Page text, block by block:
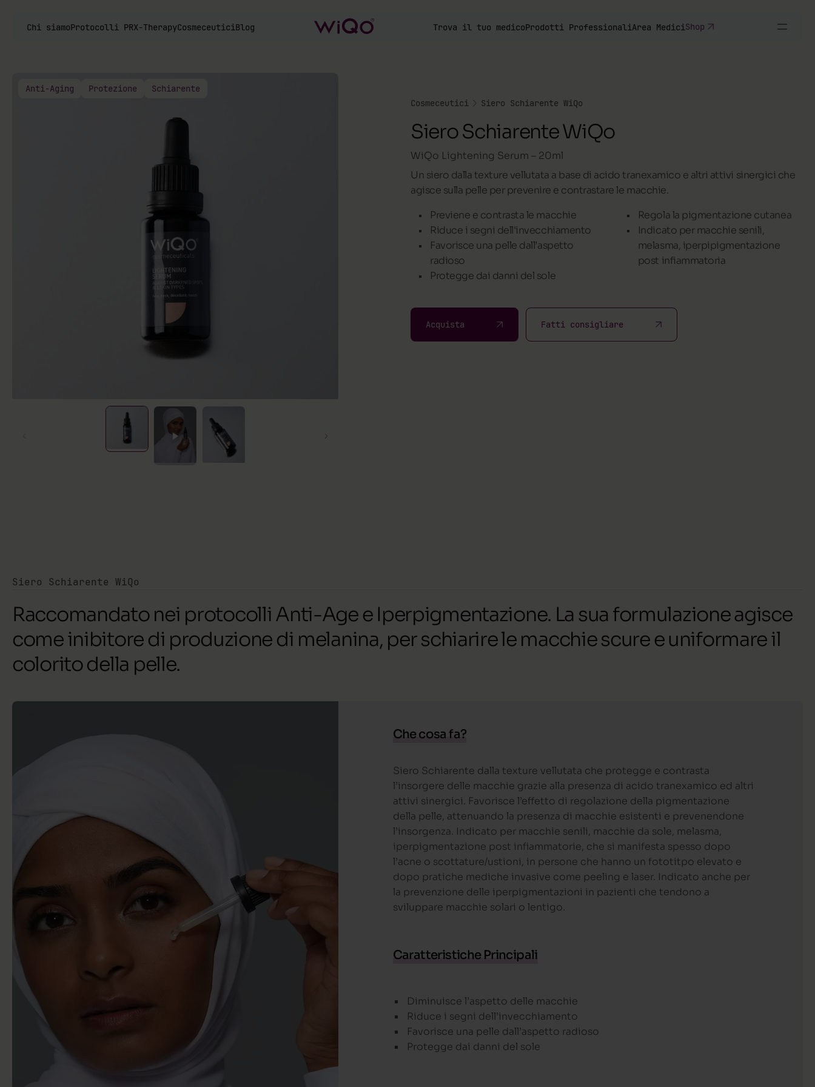
Chi siamoProtocolli PRX-TherapyCosmeceutici Blog Trova il tuo medicoProdotti Professionali Area Medici Shop
Anti-Aging Protezione
Schiarente
Cosmeceutici
Siero Schiarente WiQo
Siero Schiarente WiQo
WiQo Lightening Serum – 20ml
Un siero dalla texture vellutata a base di acido tranexamico e altri attivi sinergici che
agisce sulla pelle per prevenire e contrastare le macchie.
Previene e contrasta le macchie
Riduce i segni dell'invecchiamento
Favorisce una pelle dall’aspetto
radioso
Protegge dai danni del sole
Regola la pigmentazione cutanea
Indicato per macchie senili,
melasma, iperpipigmentazione
post infiammatoria
Acquista Fatti consigliare
Siero Schiarente WiQo
Raccomandato nei protocolli Anti-Age e Iperpigmentazione. La sua formulazione agisce
come inibitore di produzione di melanina, per schiarire le macchie scure e uniformare il
colorito della pelle.
Che cosa fa?
Siero Schiarente dalla texture vellutata che protegge e contrasta
l’insorgere delle macchie grazie alla presenza di acido tranexamico ed altri
attivi sinergici. Favorisce l’effetto di regolazione della pigmentazione
della pelle, attenuando la presenza di macchie esistenti e prevenendone
l’insorgenza. Indicato per macchie senili, macchie da sole, melasma,
iperpigmentazione post infiammatorie, che si manifesta spesso dopo
l’acne o scottature/ustioni, in persone che hanno un fototitpo elevato e
dopo pratiche mediche invasive come peeling e laser. Indicato anche per
la prevenzione delle iperpigmentazioni in pazienti che tendono a
sviluppare macchie solari o lentigo.
Caratteristiche Principali
Diminuisce l’aspetto delle macchie
Riduce i segni dell’invecchiamento
Favorisce una pelle dall’aspetto radioso
Protegge dai danni del sole